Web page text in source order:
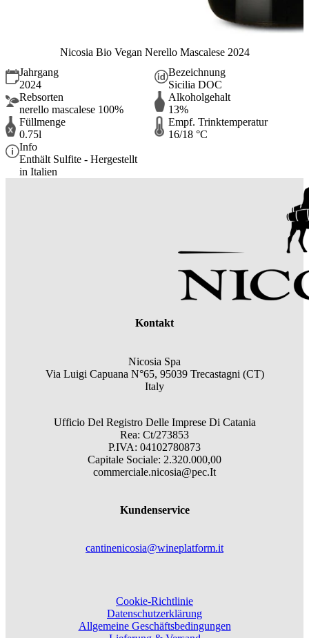
Nicosia Bio Vegan Nerello Mascalese 2024
Jahrgang
2024
Bezeichnung
Sicilia DOC
Rebsorten
nerello mascalese 100%
Alkoholgehalt
13%
Füllmenge
0.75l
Empf. Trinktemperatur
16/18 °C
Info
Enthält Sulfite - Hergestellt
in Italien
Kontakt
Nicosia Spa
Via Luigi Capuana N°65, 95039 Trecastagni (CT)
Italy
Ufficio Del Registro Delle Imprese Di Catania
Rea: Ct/273853
P.IVA: 04102780873
Capitale Sociale: 2.320.000,00
commerciale.nicosia@pec.It
Kundenservice
cantinenicosia@wineplatform.it
Cookie-Richtlinie
Datenschutzerklärung
Allgemeine Geschäftsbedingungen